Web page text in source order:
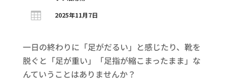
 2025年11月7日
一日の終わりに「足がだるい」と感じたり、靴を
脱ぐと「足が重い」「足指が縮こまったまま」な
んていうことはありませんか？